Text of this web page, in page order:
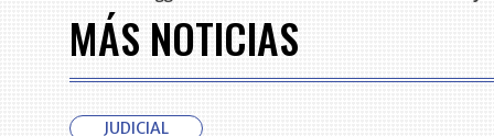
MÁS NOTICIAS
JUDICIAL